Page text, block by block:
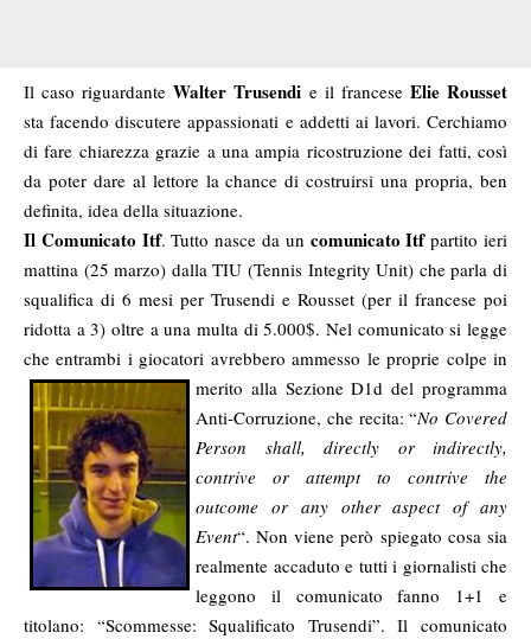
Il caso riguardanteWalter Trusendi e il francese Elie Rousset
sta facendo discutere appassionati e addetti ai lavori. Cerchiamo
di fare chiarezza grazie a una ampia ricostruzione dei fatti, così
da poter dare al lettore la chance di costruirsi una propria, ben
definita, idea della situazione.
Il Comunicato Itf. Tutto nasce da un comunicato Itfpartito ieri
mattina (25 marzo) dalla TIU (Tennis Integrity Unit) che parla di
squalifica di 6 mesi per Trusendi e Rousset (per il francese poi
ridotta a 3) oltre a una multa di 5.000$. Nel comunicato si legge
che entrambi i giocatori avrebbero ammesso le proprie colpe in
merito alla Sezione D1d del programma
Anti-Corruzione, che recita: “No Covered
Person shall, directly or indirectly,
contrive or attempt to contrive the
outcome or any other aspect of any
Event“. Non viene però spiegato cosa sia
realmente accaduto e tutti i giornalisti che
leggono il comunicato fanno 1+1 e
titolano: “Scommesse: Squalificato Trusendi”. Il comunicato